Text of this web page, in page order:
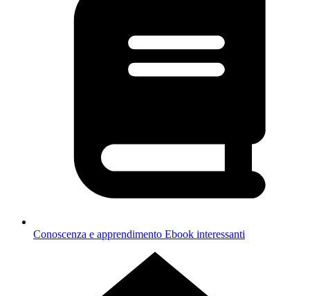
Conoscenza e apprendimento Ebook interessanti